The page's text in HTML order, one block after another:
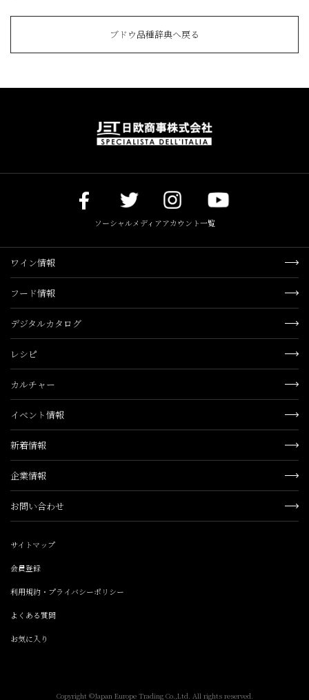
ブドウ品種辞典へ戻る
ソーシャルメディアアカウント一覧
ワイン情報
フード情報
デジタルカタログ
レシピ
カルチャー
イベント情報
新着情報
企業情報
お問い合わせ
サイトマップ
会員登録
利用規約・プライバシーポリシー
よくある質問
お気に入り
Copyright ©Japan Europe Trading Co.,Ltd. All rights reserved.